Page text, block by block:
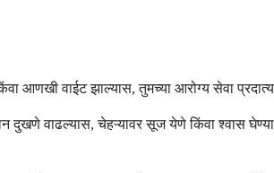
आणखी वाईट झाल्यास, तुमच्या आरोग्य सेवा
वाढल्यास, चेहऱ्यावर सूज येणे किंवा श्वास